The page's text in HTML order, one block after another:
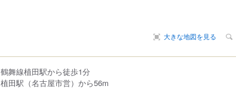
大きな地図を見る
鶴舞線植田駅から徒歩1分
植田駅（名古屋市営）から56m